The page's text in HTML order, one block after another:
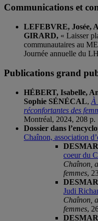
Communications et
LEFEBVRE, Josée,
GIRARD, « Laisser
communautaires au
Journée annuelle du
Publications grand
HÉBERT, Isabelle,
Sophie SÉNÉCAL, À
réconfortantes des
Montréal, 2024, 208 p.
Dossier dans
Chaînon, association
coeur du
Chaînon,
femmes,
Judi
Chaînon,
femmes,